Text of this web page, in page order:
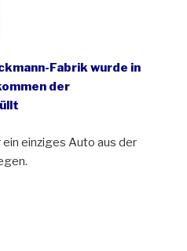
Fabrik wurde in
der
einziges Auto aus der